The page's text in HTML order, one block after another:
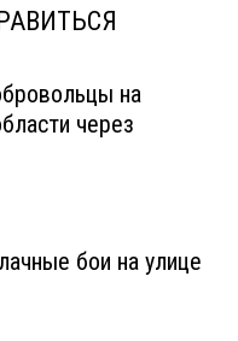
на
через
бои на улице